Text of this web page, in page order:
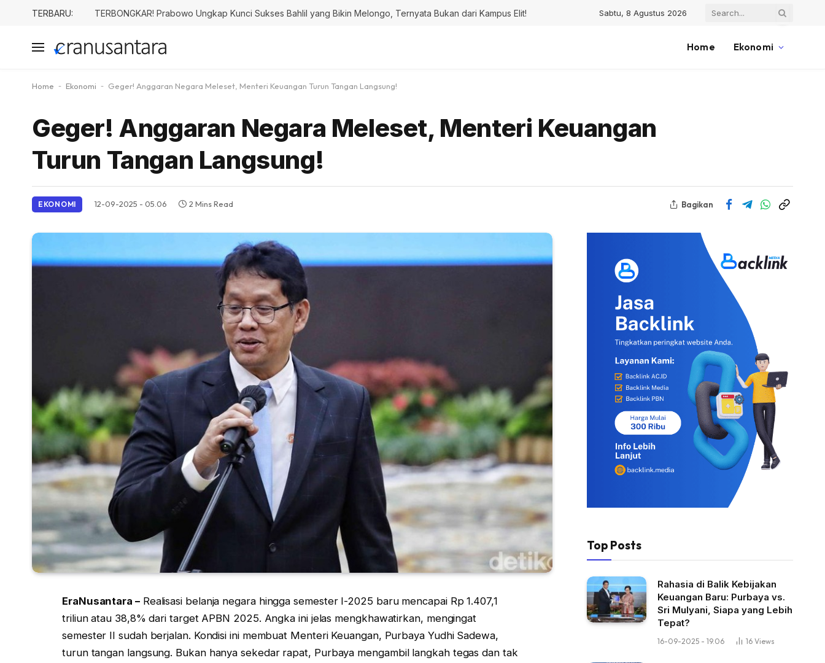
TERBARU: TERBONGKAR! Prabowo Ungkap Kunci Sukses Bahlil yang Bikin Melongo, Ternyata Bukan dari Kampus Elit! Sabtu, 8 Agustus 2026
Home Ekonomi
Home - Ekonomi - Geger! Anggaran Negara Meleset, Menteri Keuangan Turun Tangan Langsung!
Geger! Anggaran Negara Meleset, Menteri Keuangan
Turun Tangan Langsung!
EKONOMI 12-09-2025 - 05.06 2 Mins Read Bagikan
EraNusantara –Realisasi belanja negara hingga semester I-2025 baru mencapai Rp 1.407,1
triliun atau 38,8% dari target APBN 2025. Angka ini jelas mengkhawatirkan, mengingat
semester II sudah berjalan. Kondisi ini membuat Menteri Keuangan, Purbaya Yudhi Sadewa,
turun tangan langsung. Bukan hanya sekedar rapat, Purbaya mengambil langkah tegas dan tak
Top Posts
Rahasia di Balik Kebijakan
Keuangan Baru: Purbaya vs.
Sri Mulyani, Siapa yang Lebih
Tepat?
16-09-2025 - 19.06 16 Views